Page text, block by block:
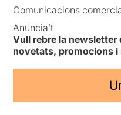
Comunicacions
Anuncia’t
Vull rebre la newsletter
novetats, promocions i